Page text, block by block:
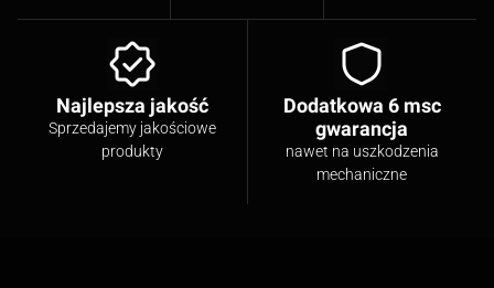
Najlepsza jakość
Sprzedajemy jakościowe
produkty
Dodatkowa 6 msc
gwarancja
nawet na uszkodzenia
mechaniczne